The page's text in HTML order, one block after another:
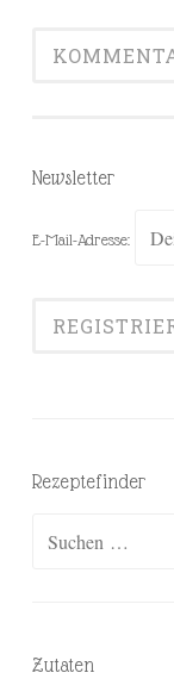
Newsletter
E-Mail-Adresse:
Rezeptefinder
Zutaten